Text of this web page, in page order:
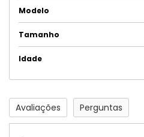
Modelo
Tamanho
Idade
Avaliações Perguntas